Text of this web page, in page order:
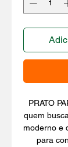
PRATO
quem
moderno e
para